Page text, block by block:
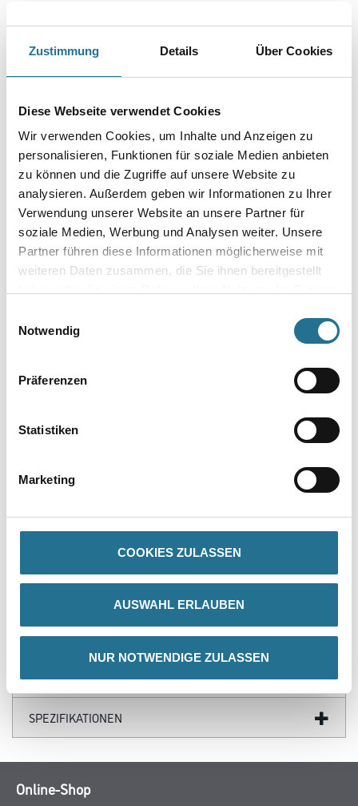
Zustimmung Details Über Cookies
Diese Webseite verwendet Cookies
Wir verwenden Cookies, um Inhalte und Anzeigen zu
personalisieren, Funktionen für soziale Medien anbieten
zu können und die Zugriffe auf unsere Website zu
analysieren. Außerdem geben wir Informationen zu Ihrer
Verwendung unserer Website an unsere Partner für
soziale Medien, Werbung und Analysen weiter. Unsere
Partner führen diese Informationen möglicherweise mit
weiteren Daten zusammen, die Sie ihnen bereitgestellt
Notwendig
Präferenzen
Statistiken
Marketing
COOKIES ZULASSEN
AUSWAHL ERLAUBEN
NUR NOTWENDIGE ZULASSEN
Länge in Millimeter
Breite in millimeter
Stärke in millimeter
Umrechnungsfaktoren
PRODUKTEIGENSCHAFTEN
Produkteigenschaft
- Hochdruck-Polyethylen
- Höhere Reißfestigkeit
ZUSATZINFOS
GEFAHRENHINWEISE
SPEZIFIKATIONEN
Online-Shop